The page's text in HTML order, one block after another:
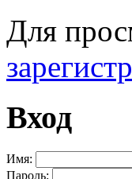
Для
Вход
Имя:
Пароль: